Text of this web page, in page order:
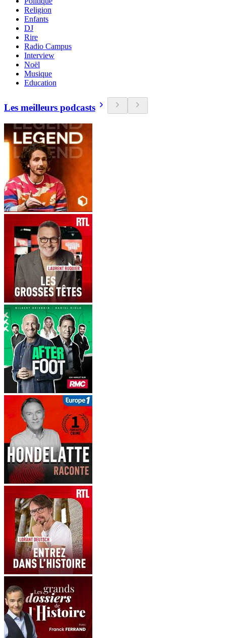
Religion
Enfants
DJ
Rire
Radio Campus
Interview
Noël
Musique
Education
Les meilleurs podcasts